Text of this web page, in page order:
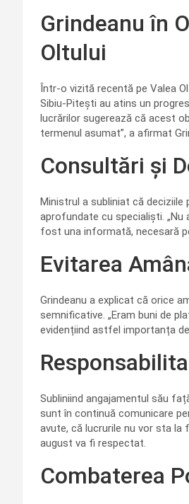
Grindeanu în
Oltului
Într-o vizită recentă pe Valea
Sibiu-Pitești au atins un
lucrărilor sugerează că acest
termenul asumat”, a afirmat
Consultări și
Ministrul a subliniat că
aprofundate cu specialiști. „Nu
fost una informată, necesară
Evitarea
Grindeanu a explicat că orice
semnificative. „Eram buni de
evidențiind astfel importanța
Subliniind angajamentul său
sunt în continuă comunicare
avute, că lucrurile nu vor sta la
august va fi respectat.
Combaterea